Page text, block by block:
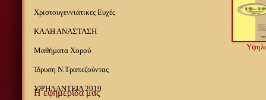
Χριστουγεννιάτικες Ευχές
ΚΑΛΗ ΑΝΑΣΤΑΣΗ
Μαθήματα Χορού
Ίδρυση Ν.Τραπεζούντας
ΥΨΗΛΑΝΤΕΙΑ 2019
Η εφημερίδα μας